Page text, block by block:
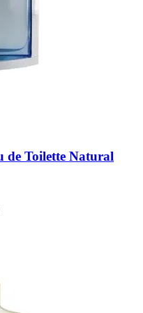
de Toilette Natural